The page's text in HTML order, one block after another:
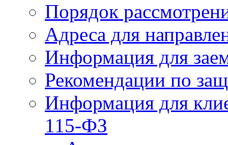
Порядок
Адреса для
Информация для
Рекомендации по
Информация для
115-ФЗ